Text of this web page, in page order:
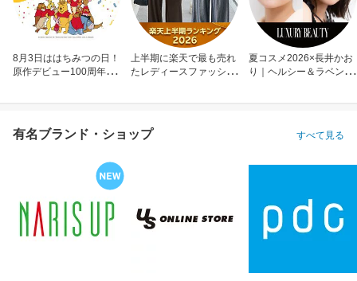
8月3日ははちみつの日！
原作デビュー100周年も
上半期に楽天で最も売れ
たレディースファッショ
夏コスメ2026×長井かお
り｜ヘルシー＆ラベンダ
有名ブランド・ショップ すべて見る